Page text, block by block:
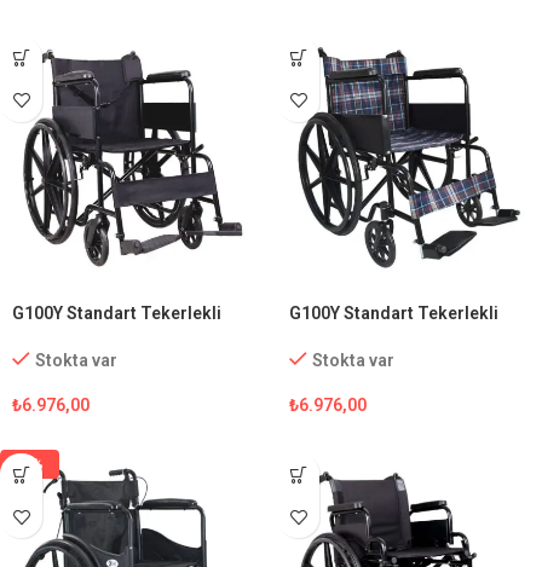
G100Y Standart Tekerlekli
Stokta var
₺6.976,00
G100Y Standart Tekerlekli
Stokta var
₺6.976,00
-7%